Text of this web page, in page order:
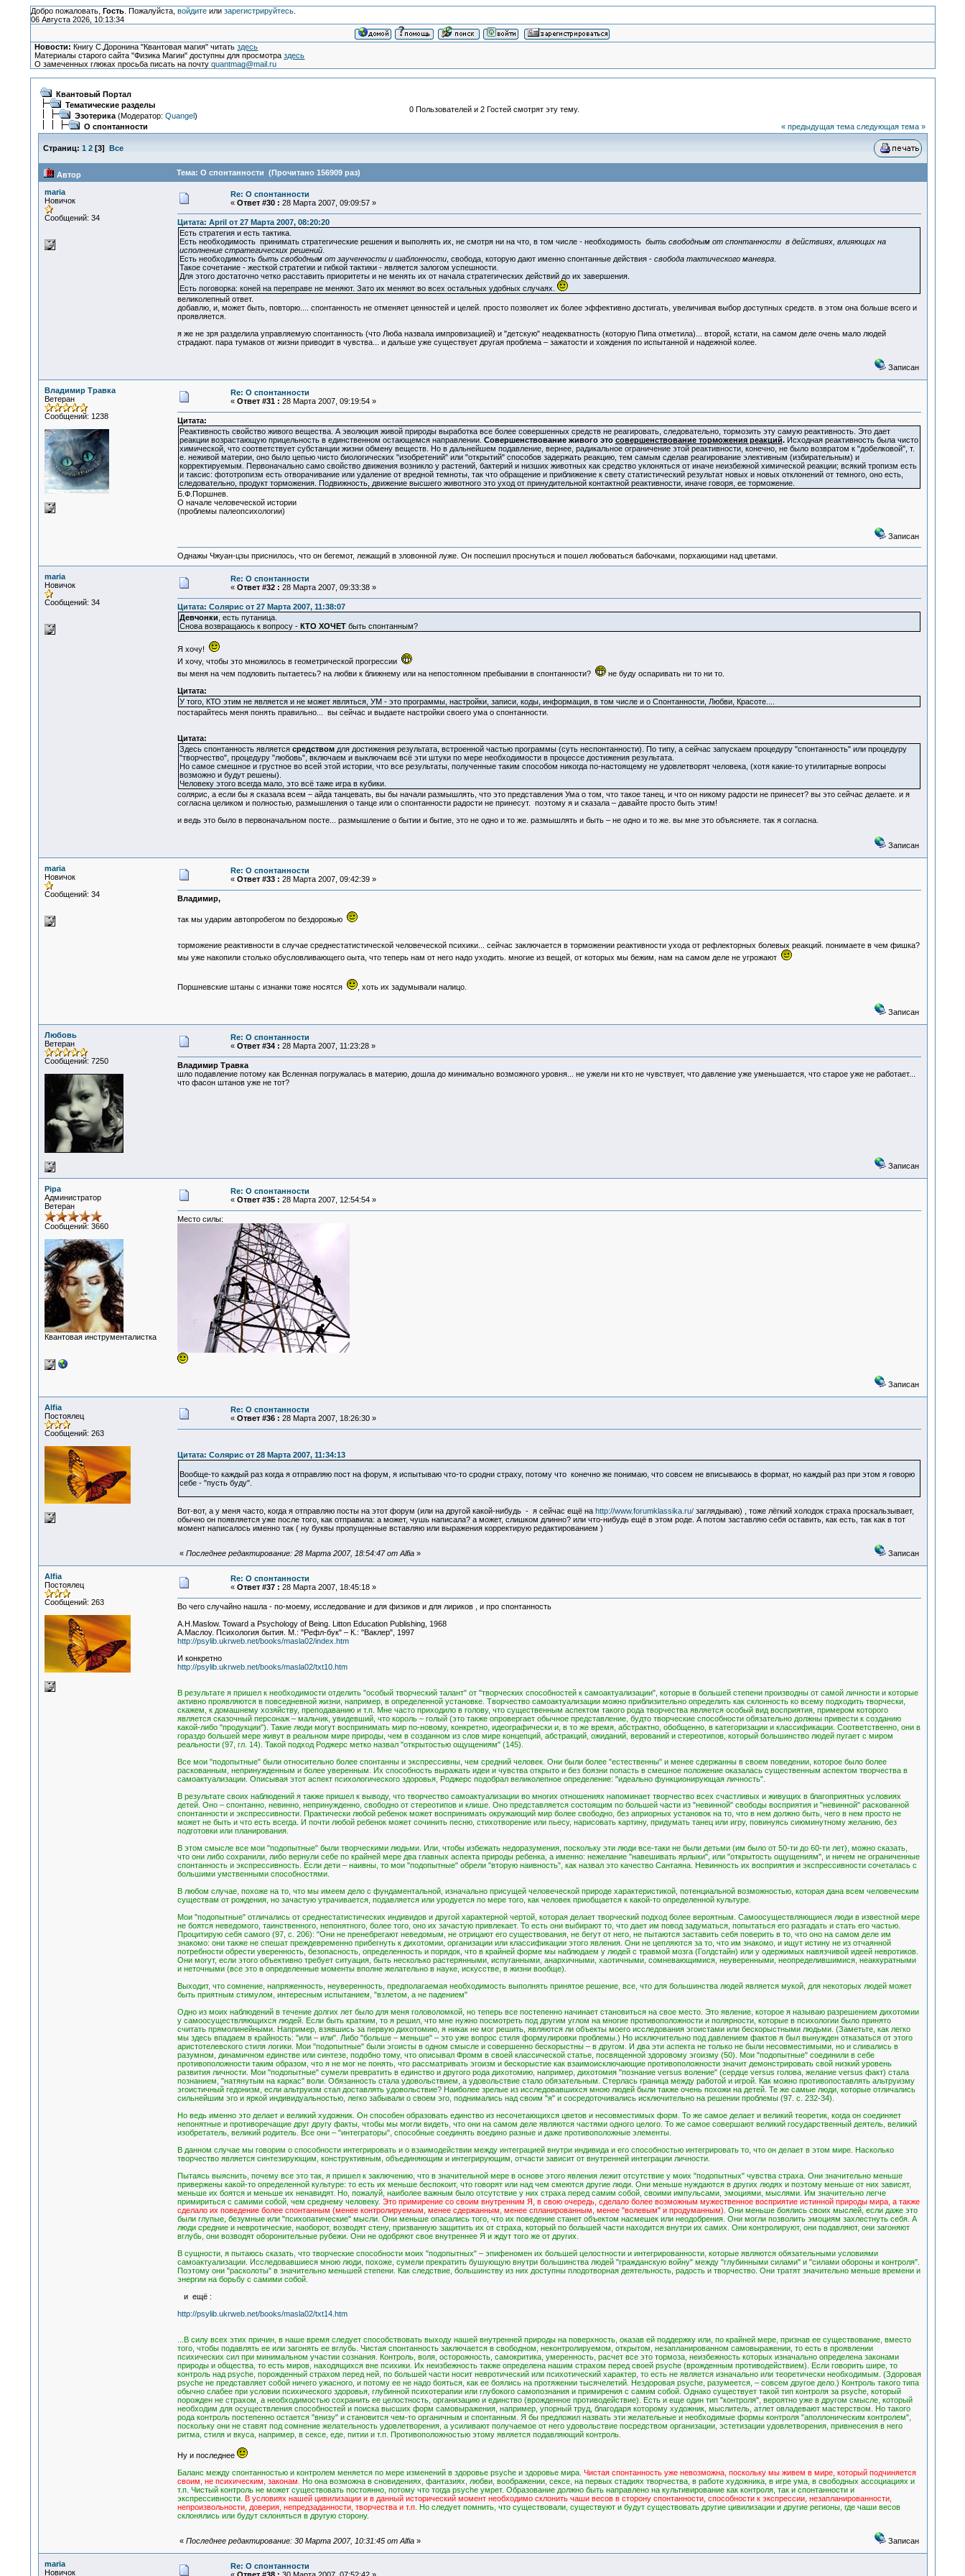
Добро пожаловать, Гость. Пожалуйста, войдитеили зарегистрируйтесь.
06 Августа 2026, 10:13:34
Новости: Книгу С.Доронина "Квантовая магия" читатьздесь
Материалы старого сайта "Физика Магии" доступны для просмотраздесь
О замеченных глюках просьба писать на почтуquantmag@mail.ru
Квантовый Портал
Тематические разделы
Эзотерика(Модератор: Quangel)
О спонтанности
0 Пользователей и 2 Гостей смотрят эту тему.
« предыдущая тема следующая тема »
Страниц: 1 2[3] Все
Автор Тема: О спонтанности (Прочитано 156909 раз)
maria
Новичок
Сообщений: 34
Re: О спонтанности
« Ответ #30 : 28 Марта 2007, 09:09:57 »
Цитата: April от 27 Марта 2007, 08:20:20
Есть стратегия и есть тактика.
Есть необходимость принимать стратегические решения и выполнять их, не смотря ни на что, в том числе - необходимость быть свободным от спонтанности в действиях, влияющих на
исполнение стратегических решений.
Есть необходимость быть свободным от заученности и шаблонности, свобода, которую дают именно спонтанные действия - свобода тактического маневра.
Такое сочетание - жесткой стратегии и гибкой тактики - является залогом успешности.
Для этого достаточно четко расставить приоритеты и не менять их от начала стратегических действий до их завершения.
Есть поговорка: коней на переправе не меняют. Зато их меняют во всех остальных удобных случаях.
великолепный ответ.
добавлю, и, может быть, повторю.... спонтанность не отменяет ценностей и целей. просто позволяет их более эффективно достигать, увеличивая выбор доступных средств. в этом она больше всего и
проявляется.
я же не зря разделила управляемую спонтанность (что Люба назвала импровизацией) и "детскую" неадекватность (которую Пипа отметила)... второй, кстати, на самом деле очень мало людей
страдают. пара тумаков от жизни приводит в чувства... и дальше уже существует другая проблема – зажатости и хождения по испытанной и надежной колее.
Записан
Владимир Травка
Ветеран
Сообщений: 1238
Re: О спонтанности
« Ответ #31 : 28 Марта 2007, 09:19:54 »
Цитата:
Реактивность свойство живого вещества. А эволюция живой природы выработка все более совершенных средств не реагировать, следовательно, тормозить эту самую реактивность. Это дает
реакции возрастающую прицельность в единственном остающемся направлении. Совершенствование живого это совершенствование торможения реакций.Исходная реактивность была чисто
химической, что соответствует субстанции жизни обмену веществ. Но в дальнейшем подавление, вернее, радикальное ограничение этой реактивности, конечно, не было возвратом к "добелковой", т.
е. неживой материи, оно было цепью чисто биологических "изобретений" или "открытий" способов задержать реакцию, тем самым сделав реагирование элективным (избирательным) и
корректируемым. Первоначально само свойство движения возникло у растений, бактерий и низших животных как средство уклоняться от иначе неизбежной химической реакции; всякий тропизм есть
и таксис: фототропизм есть отворачивание или удаление от вредной темноты, так что обращение и приближение к свету статистический результат новых и новых отклонений от темного, оно есть,
следовательно, продукт торможения. Подвижность, движение высшего животного это уход от принудительной контактной реактивности, иначе говоря, ее торможение.
Б.Ф.Поршнев.
О начале человеческой истории
(проблемы палеопсихологии)
Записан
Однажы Чжуан-цзы приснилось, что он бегемот, лежащий в зловонной луже. Он поспешил проснуться и пошел любоваться бабочками, порхающими над цветами.
maria
Новичок
Сообщений: 34
Re: О спонтанности
« Ответ #32 : 28 Марта 2007, 09:33:38 »
Цитата: Солярис от 27 Марта 2007, 11:38:07
Девчонки , есть путаница.
Снова возвращаюсь к вопросу - КТО ХОЧЕТбыть спонтанным?
Я хочу!
И хочу, чтобы это множилось в геометрической прогрессии
вы меня на чем подловить пытаетесь? на любви к ближнему или на непостоянном пребывании в спонтанности?
не буду оспаривать ни то ни то.
Цитата:
У того, КТО этим не является и не может являться, УМ - это программы, настройки, записи, коды, информация, в том числе и о Спонтанности, Любви, Красоте....
постарайтесь меня понять правильно... вы сейчас и выдаете настройки своего ума о спонтанности.
Цитата:
Здесь спонтанность является средствомдля достижения результата, встроенной частью программы (суть неспонтанности). По типу, а сейчас запускаем процедуру "спонтанность" или процедуру
"творчество", процедуру "любовь", включаем и выключаем всё эти штуки по мере необходимости в процессе достижения результата.
Но самое смешное и грустное во всей этой истории, что все результаты, полученные таким способом никогда по-настоящему не удовлетворят человека, (хотя какие-то утилитарные вопросы
возможно и будут решены).
Человеку этого всегда мало, это всё таже игра в кубики.
солярис, а если бы я сказала всем – айда танцевать, вы бы начали размышлять, что это представления Ума о том, что такое танец, и что он никому радости не принесет? вы это сейчас делаете. и я
согласна целиком и полностью, размышления о танце или о спонтанности радости не принесут. поэтому я и сказала – давайте просто быть этим!
и ведь это было в первоначальном посте... размышление о бытии и бытие, это не одно и то же. размышлять и быть – не одно и то же. вы мне это объясняете. так я согласна.
Записан
maria
Новичок
Сообщений: 34
Re: О спонтанности
« Ответ #33 : 28 Марта 2007, 09:42:39 »
Владимир,
так мы ударим автопробегом по бездорожью
торможение реактивности в случае среднестатистической человеческой психики... сейчас заключается в торможении реактивности ухода от рефлекторных болевых реакций. понимаете в чем фишка?
мы уже накопили столько обусловливающего оыта, что теперь нам от него надо уходить. многие из вещей, от которых мы бежим, нам на самом деле не угрожают
Поршневские штаны с изнанки тоже носятся , хоть их задумывали налицо.
Записан
Любовь
Ветеран
Сообщений: 7250
Re: О спонтанности
« Ответ #34 : 28 Марта 2007, 11:23:28 »
Владимир Травка
шло подавление потому как Всленная погружалась в материю, дошла до минимально возможного уровня... не ужели ни кто не чувствует, что давление уже уменьшается, что старое уже не работает...
что фасон штанов уже не тот?
Записан
Pipa
Администратор
Ветеран
Сообщений: 3660
Квантовая инструменталистка
Re: О спонтанности
« Ответ #35 : 28 Марта 2007, 12:54:54 »
Место силы:
Записан
Alfia
Постоялец
Сообщений: 263
Re: О спонтанности
« Ответ #36 : 28 Марта 2007, 18:26:30 »
Цитата: Солярис от 28 Марта 2007, 11:34:13
Вообще-то каждый раз когда я отправляю пост на форум, я испытываю что-то сродни страху, потому что конечно же понимаю, что совсем не вписываюсь в формат, но каждый раз при этом я говорю
себе - "пусть буду".
Вот-вот, а у меня часто, когда я отправляю посты на этот форум (или на другой какой-нибудь - я сейчас ещё на http://www.forumklassika.ru/заглядываю) , тоже лёгкий холодок страха проскальзывает,
обычно он появляется уже после того, как отправила: а может, чушь написала? а может, слишком длинно? или что-нибудь ещё в этом роде. А потом заставляю себя оставить, как есть, так как в тот
момент написалось именно так ( ну буквы пропущенные вставляю или выражения корректирую редактированием )
« Последнее редактирование: 28 Марта 2007, 18:54:47 от Alfia» Записан
Alfia
Постоялец
Сообщений: 263
Re: О спонтанности
« Ответ #37 : 28 Марта 2007, 18:45:18 »
Во чего случайно нашла - по-моему, исследование и для физиков и для лириков , и про спонтанность
A.H.Maslow. Toward a Psychology of Being. Litton Education Publishing, 1968
А.Маслоу. Психология бытия. М.: "Рефл-бук" – К.: "Ваклер", 1997
http://psylib.ukrweb.net/books/masla02/index.htm
И конкретно
http://psylib.ukrweb.net/books/masla02/txt10.htm
В результате я пришел к необходимости отделить "особый творческий талант" от "творческих способностей к самоактуализации", которые в большей степени производны от самой личности и которые
активно проявляются в повседневной жизни, например, в определенной установке. Творчество самоактуализации можно приблизительно определить как склонность ко всему подходить творчески,
скажем, к домашнему хозяйству, преподаванию и т.п. Мне часто приходило в голову, что существенным аспектом такого рода творчества является особый вид восприятия, примером которого
является сказочный персонаж – мальчик, увидевший, что король – голый (это также опровергает обычное представление, будто творческие способности обязательно должны привести к созданию
какой-либо "продукции"). Такие люди могут воспринимать мир по-новому, конкретно, идеографически и, в то же время, абстрактно, обобщенно, в категоризации и классификации. Соответственно, они в
гораздо большей мере живут в реальном мире природы, чем в созданном из слов мире концепций, абстракций, ожиданий, верований и стереотипов, который большинство людей пугает с миром
реальности (97, гл. 14). Такой подход Роджерс метко назвал "открытостью ощущениям" (145).
Все мои "подопытные" были относительно более спонтанны и экспрессивны, чем средний человек. Они были более "естественны" и менее сдержанны в своем поведении, которое было более
раскованным, непринужденным и более уверенным. Их способность выражать идеи и чувства открыто и без боязни попасть в смешное положение оказалась существенным аспектом творчества в
самоактуализации. Описывая этот аспект психологического здоровья, Роджерс подобрал великолепное определение: "идеально функционирующая личность".
В результате своих наблюдений я также пришел к выводу, что творчество самоактуализации во многих отношениях напоминает творчество всех счастливых и живущих в благоприятных условиях
детей. Оно – спонтанно, невинно, непринужденно, свободно от стереотипов и клише. Оно представляется состоящим по большей части из "невинной" свободы восприятия и "невинной" раскованной
спонтанности и экспрессивности. Практически любой ребенок может воспринимать окружающий мир более свободно, без априорных установок на то, что в нем должно быть, чего в нем просто не
может не быть и что есть всегда. И почти любой ребенок может сочинить песню, стихотворение или пьесу, нарисовать картину, придумать танец или игру, повинуясь сиюминутному желанию, без
подготовки или планирования.
В этом смысле все мои "подопытные" были творческими людьми. Или, чтобы избежать недоразумения, поскольку эти люди все-таки не были детьми (им было от 50-ти до 60-ти лет), можно сказать,
что они либо сохранили, либо вернули себе по крайней мере два главных аспекта природы ребенка, а именно: нежелание "навешивать ярлыки", или "открытость ощущениям", и ничем не ограниченные
спонтанность и экспрессивность. Если дети – наивны, то мои "подопытные" обрели "вторую наивность", как назвал это качество Сантаяна. Невинность их восприятия и экспрессивности сочеталась с
большими умственными способностями.
В любом случае, похоже на то, что мы имеем дело с фундаментальной, изначально присущей человеческой природе характеристикой, потенциальной возможностью, которая дана всем человеческим
существам от рождения, но зачастую утрачивается, подавляется или уродуется по мере того, как человек приобщается к какой-то определенной культуре.
Мои "подопытные" отличались от среднестатистических индивидов и другой характерной чертой, которая делает творческий подход более вероятным. Самоосуществляющиеся люди в известной мере
не боятся неведомого, таинственного, непонятного, более того, оно их зачастую привлекает. То есть они выбирают то, что дает им повод задуматься, попытаться его разгадать и стать его частью.
Процитирую себя самого (97, с. 206): "Они не пренебрегают неведомым, не отрицают его существования, не бегут от него, не пытаются заставить себя поверить в то, что оно на самом деле им
знакомо: они также не спешат преждевременно прибегнуть к дихотомии, организации или классификации этого явления. Они не цепляются за то, что им знакомо, и ищут истину не из отчаянной
потребности обрести уверенность, безопасность, определенность и порядок, что в крайней форме мы наблюдаем у людей с травмой мозга (Голдстайн) или у одержимых навязчивой идеей невротиков.
Они могут, если этого объективно требует ситуация, быть несколько растерянными, испуганными, анархичными, хаотичными, сомневающимися, неуверенными, неопределившимися, неаккуратными
и неточными (все это в определенные моменты вполне желательно в науке, искусстве, в жизни вообще).
Выходит, что сомнение, напряженность, неуверенность, предполагаемая необходимость выполнять принятое решение, все, что для большинства людей является мукой, для некоторых людей может
быть приятным стимулом, интересным испытанием, "взлетом, а не падением"
Одно из моих наблюдений в течение долгих лет было для меня головоломкой, но теперь все постепенно начинает становиться на свое место. Это явление, которое я называю разрешением дихотомии
у самоосуществляющихся людей. Если быть кратким, то я решил, что мне нужно посмотреть под другим углом на многие противоположности и полярности, которые в психологии было принято
считать прямолинейными. Например, взявшись за первую дихотомию, я никак не мог решить, являются ли объекты моего исследования эгоистами или бескорыстными людьми. (Заметьте, как легко
мы здесь впадаем в крайность: "или – или". Либо "больше – меньше" – это уже вопрос стиля формулировки проблемы.) Но исключительно под давлением фактов я был вынужден отказаться от этого
аристотелевского стиля логики. Мои "подопытные" были эгоисты в одном смысле и совершенно бескорыстны – в другом. И два эти аспекта не только не были несовместимыми, но и сливались в
разумном, динамичном единстве или синтезе, подобно тому, что описывал Фромм в своей классической статье, посвященной здоровому эгоизму (50). Мои "подопытные" соединили в себе
противоположности таким образом, что я не мог не понять, что рассматривать эгоизм и бескорыстие как взаимоисключающие противоположности значит демонстрировать свой низкий уровень
развития личности. Мои "подопытные" сумели превратить в единство и другого рода дихотомию, например, дихотомия "познание versus воление" (сердце versus голова, желание versus факт) стала
познанием, "натянутым на каркас" воли. Обязанность стала удовольствием, а удовольствие стало обязательным. Стерлась граница между работой и игрой. Как можно противопоставлять альтруизму
эгоистичный гедонизм, если альтруизм стал доставлять удовольствие? Наиболее зрелые из исследовавшихся мною людей были также очень похожи на детей. Те же самые люди, которые отличались
сильнейшим эго и яркой индивидуальностью, легко забывали о своем эго, поднимались над своим "я" и сосредоточивались исключительно на решении проблемы (97. с. 232-34).
Но ведь именно это делает и великий художник. Он способен образовать единство из несочетающихся цветов и несовместимых форм. То же самое делает и великий теоретик, когда он соединяет
непонятные и противоречащие друг другу факты, чтобы мы могли видеть, что они на самом деле являются частями одного целого. То же самое совершают великий государственный деятель, великий
изобретатель, великий родитель. Все они – "интеграторы", способные соединять воедино разные и даже противоположные элементы.
В данном случае мы говорим о способности интегрировать и о взаимодействии между интеграцией внутри индивида и его способностью интегрировать то, что он делает в этом мире. Насколько
творчество является синтезирующим, конструктивным, объединяющим и интегрирующим, отчасти зависит от внутренней интеграции личности.
Пытаясь выяснить, почему все это так, я пришел к заключению, что в значительной мере в основе этого явления лежит отсутствие у моих "подопытных" чувства страха. Они значительно меньше
привержены какой-то определенной культуре: то есть их меньше беспокоит, что говорят или над чем смеются другие люди. Они меньше нуждаются в других людях и поэтому меньше от них зависят,
меньше их боятся и меньше их ненавидят. Но, пожалуй, наиболее важным было отсутствие у них страха перед самим собой, своими импульсами, эмоциями, мыслями. Им значительно легче
примириться с самими собой, чем среднему человеку. Это примирение со своим внутренним Я, в свою очередь, сделало более возможным мужественное восприятие истинной природы мира, а также
сделало их поведение более спонтанным (менее контролируемым, менее сдержанным, менее спланированным, менее "волевым" и продуманным). Они меньше боялись своих мыслей, если даже это
были глупые, безумные или "психопатические" мысли. Они меньше опасались того, что их поведение станет объектом насмешек или неодобрения. Они могли позволить эмоциям захлестнуть себя. А
люди средние и невротические, наоборот, возводят стену, призванную защитить их от страха, который по большей части находится внутри их самих. Они контролируют, они подавляют, они загоняют
вглубь, они возводят оборонительные рубежи. Они не одобряют свое внутреннее Я и ждут того же от других.
В сущности, я пытаюсь сказать, что творческие способности моих "подопытных" – эпифеномен их большей целостности и интегрированности, которые являются обязательными условиями
самоактуализации. Исследовавшиеся мною люди, похоже, сумели прекратить бушующую внутри большинства людей "гражданскую войну" между "глубинными силами" и "силами обороны и контроля".
Поэтому они "расколоты" в значительно меньшей степени. Как следствие, большинству из них доступны плодотворная деятельность, радость и творчество. Они тратят значительно меньше времени и
энергии на борьбу с самими собой.
и ещё :
http://psylib.ukrweb.net/books/masla02/txt14.htm
...В силу всех этих причин, в наше время следует способствовать выходу нашей внутренней природы на поверхность, оказав ей поддержку или, по крайней мере, признав ее существование, вместо
того, чтобы подавлять ее или загонять ее вглубь. Чистая спонтанность заключается в свободном, неконтролируемом, открытом, незапланированном самовыражении, то есть в проявлении
психических сил при минимальном участии сознания. Контроль, воля, осторожность, самокритика, умеренность, расчет все это тормоза, неизбежность которых изначально определена законами
природы и общества, то есть миров, находящихся вне психики. Их неизбежность также определена нашим страхом перед своей psyche (врожденным противодействием). Если говорить шире, то
контроль над psyche, порожденный страхом перед ней, по большей части носит невротический или психотический характер, то есть не является изначально или теоретически необходимым. (Здоровая
psyche не представляет собой ничего ужасного, и потому ее не надо бояться, как ее боялись на протяжении тысячелетий. Нездоровая psyche, разумеется, – совсем другое дело.) Контроль такого типа
обычно слабее при условии психического здоровья, глубинной психотерапии или глубокого самопознания и примирения с самим собой. Однако существует такой тип контроля за psyche, который
порожден не страхом, а необходимостью сохранить ее целостность, организацию и единство (врожденное противодействие). Есть и еще один тип "контроля", вероятно уже в другом смысле, который
необходим для осуществления способностей и поиска высших форм самовыражения, например, упорный труд, благодаря которому художник, мыслитель, атлет овладевают мастерством. Но такого
рода контроль постепенно остается "внизу" и становится чем-то органичным и спонтанным. Я бы предложил назвать эти желательные и необходимые формы контроля "аполлоническим контролем",
поскольку они не ставят под сомнение желательность удовлетворения, а усиливают получаемое от него удовольствие посредством организации, эстетизации удовлетворения, привнесения в него
ритма, стиля и вкуса, например, в сексе, еде, питии и т.п. Противоположностью этому является подавляющий контроль.
Ну и последнее
Баланс между спонтанностью и контролем меняется по мере изменений в здоровье psyche и здоровье мира. Чистая спонтанность уже невозможна, поскольку мы живем в мире, который подчиняется
своим, не психическим, законам.
Но она возможна в сновидениях, фантазиях, любви, воображении, сексе, на первых стадиях творчества, в работе художника, в игре ума, в свободных ассоциациях и
т.п. Чистый контроль не может существовать постоянно, потому что тогда psyche умрет. Образование должно быть направлено на культивирование как контроля, так и спонтанности и
экспрессивности.
В условиях нашей цивилизации и в данный исторический момент необходимо склонить чаши весов в сторону спонтанности, способности к экспрессии, незапланированности,
непроизвольности, доверия, непредзаданности, творчества и т.п.
Но следует помнить, что существовали, существуют и будут существовать другие цивилизации и другие регионы, где чаши весов
склонялись или будут склоняться в другую сторону.
« Последнее редактирование: 30 Марта 2007, 10:31:45 от Alfia» Записан
maria
Новичок
Re: О спонтанности